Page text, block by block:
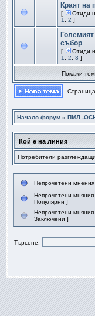
Краят на
[
Отиди
1
2 ]
Големият
събор
[
Отиди
1
2 3 ]
Покажи
Страница
Начало форум » ПМЛ -
Кой е на линия
Потребители
Непрочетени мнения
Непрочетени мняния
Популярни ]
Непрочетени мняния
Заключени ]
Търсене: